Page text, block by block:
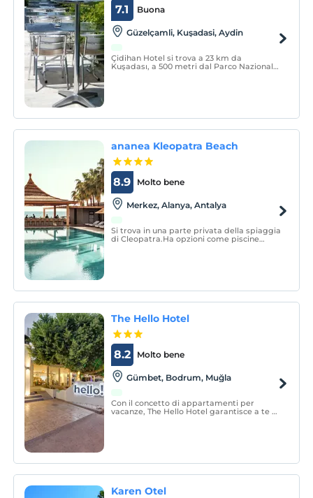
Buona
7.1
Güzelçamli, Kuşadasi, Aydin
Çidihan Hotel si trova a 23 km da
Kuşadası, a 500 metri dal Parco Nazionale,
ananea Kleopatra Beach
Molto bene
8.9
Merkez, Alanya, Antalya
Si trova in una parte privata della spiaggia
di Cleopatra.Ha opzioni come piscine
The Hello Hotel
Molto bene
8.2
Gümbet, Bodrum, Muğla
Con il concetto di appartamenti per
vacanze, The Hello Hotel garantisce a te e
Karen Otel